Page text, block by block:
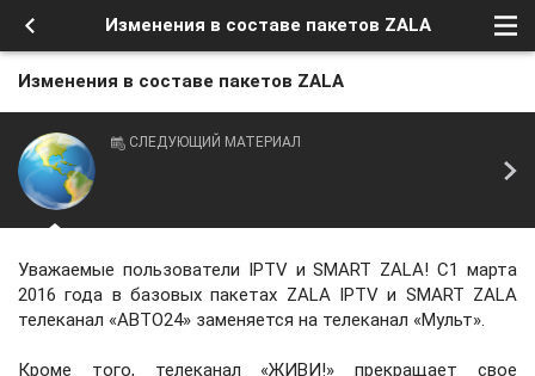
Изменения в составе пакетов ZALA
Изменения в составе пакетов ZALA
СЛЕДУЮЩИЙ МАТЕРИАЛ
Уважаемые пользователи IPTV и SMART ZALA! C1 марта
2016 года в базовых пакетах ZALA IPTV и SMART ZALA
телеканал «АВТО24» заменяется на телеканал «Мульт».
Кроме того, телеканал «ЖИВИ!» прекращает свое